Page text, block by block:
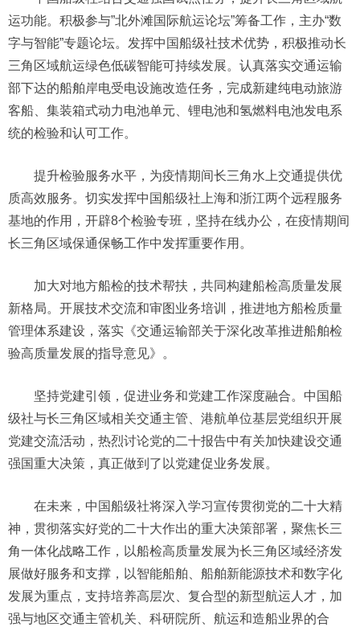
运功能。积极参与”北外滩国际航运论坛”筹备工作，主办“数
字与智能”专题论坛。发挥中国船级社技术优势，积极推动长
三角区域航运绿色低碳智能可持续发展。认真落实交通运输
部下达的船舶岸电受电设施改造任务，完成新建纯电动旅游
客船、集装箱式动力电池单元、锂电池和氢燃料电池发电系
统的检验和认可工作。
提升检验服务水平，为疫情期间长三角水上交通提供优
质高效服务。切实发挥中国船级社上海和浙江两个远程服务
基地的作用，开辟8个检验专班，坚持在线办公，在疫情期间
长三角区域保通保畅工作中发挥重要作用。
加大对地方船检的技术帮扶，共同构建船检高质量发展
新格局。开展技术交流和审图业务培训，推进地方船检质量
管理体系建设，落实《交通运输部关于深化改革推进船舶检
验高质量发展的指导意见》。
坚持党建引领，促进业务和党建工作深度融合。中国船
级社与长三角区域相关交通主管、港航单位基层党组织开展
党建交流活动，热烈讨论党的二十报告中有关加快建设交通
强国重大决策，真正做到了以党建促业务发展。
在未来，中国船级社将深入学习宣传贯彻党的二十大精
神，贯彻落实好党的二十大作出的重大决策部署，聚焦长三
角一体化战略工作，以船检高质量发展为长三角区域经济发
展做好服务和支撑，以智能船舶、船舶新能源技术和数字化
发展为重点，支持培养高层次、复合型的新型航运人才，加
强与地区交通主管机关、科研院所、航运和造船业界的合